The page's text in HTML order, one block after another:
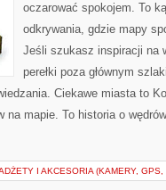
oczarować spokojem. To
odkrywania, gdzie mapy
Jeśli szukasz inspiracji na
perełki poza głównym
Ciekawe miasta to
na mapie. To historia o
I AKCESORIA (KAMERY, GPS,